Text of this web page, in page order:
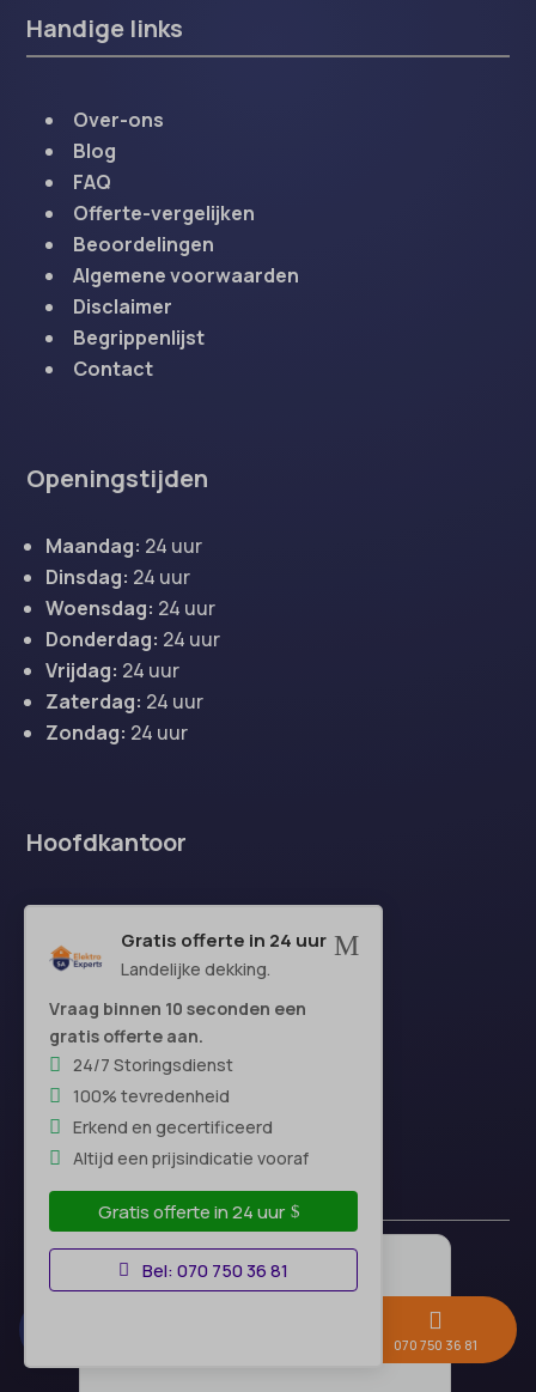
M
Gratis offerte in 24 uur
Landelijke dekking.
Vraag binnen 10 seconden een
gratis offerte aan.
24/7 Storingsdienst
100% tevredenheid
Erkend en gecertificeerd
Altijd een prijsindicatie vooraf
Gratis offerte in 24 uur
Bel: 070 750 36 81
Handige links
Over-ons
Blog
FAQ
Offerte-vergelijken
Beoordelingen
Algemene voorwaarden
Disclaimer
Begrippenlijst
Contact
Openingstijden
Maandag: 24 uur
Dinsdag: 24 uur
Woensdag: 24 uur
Donderdag: 24 uur
Vrijdag: 24 uur
Zaterdag: 24 uur
Zondag: 24 uur
Hoofdkantoor

070 750 36 81